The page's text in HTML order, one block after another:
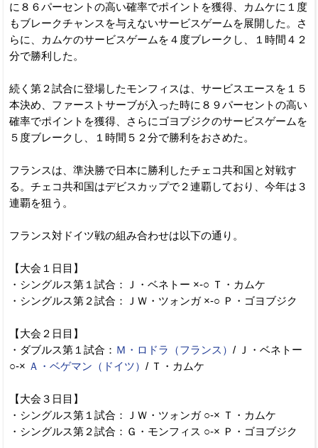
に８６パーセントの高い確率でポイントを獲得、カムケに１度
もブレークチャンスを与えないサービスゲームを展開した。さ
らに、カムケのサービスゲームを４度ブレークし、１時間４２
分で勝利した。
続く第２試合に登場したモンフィスは、サービスエースを１５
本決め、ファーストサーブが入った時に８９パーセントの高い
確率でポイントを獲得、さらにゴヨブジクのサービスゲームを
５度ブレークし、１時間５２分で勝利をおさめた。
フランスは、準決勝で日本に勝利したチェコ共和国と対戦す
る。チェコ共和国はデビスカップで２連覇しており、今年は３
連覇を狙う。
フランス対ドイツ戦の組み合わせは以下の通り。
【大会１日目】
・シングルス第１試合：Ｊ・ベネトー ×-○ Ｔ・カムケ
・シングルス第２試合：ＪＷ・ツォンガ ×-○ Ｐ・ゴヨブジク
【大会２日目】
・ダブルス第１試合： Ｍ・ロドラ（フランス） / Ｊ・ベネトー
○-× Ａ・ベゲマン（ドイツ） / Ｔ・カムケ
【大会３日目】
・シングルス第１試合：ＪＷ・ツォンガ ○-× Ｔ・カムケ
・シングルス第２試合：Ｇ・モンフィス ○-× Ｐ・ゴヨブジク